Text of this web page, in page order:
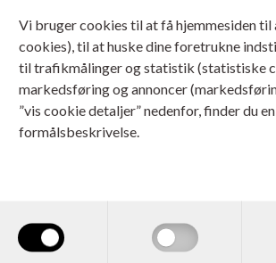
Vi bruger cookies til at få hjemmesiden til
cookies), til at huske dine foretrukne
til trafikmålinger og statistik (statistiske
markedsføring og annoncer
”vis cookie detaljer” nedenfor, finder du
formålsbeskrivelse.
Varenr. 543501
Dymo LabelWriter Aftale Kort